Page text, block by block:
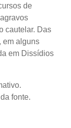
de
cautelar. Das
em alguns
em Dissídios
fonte.